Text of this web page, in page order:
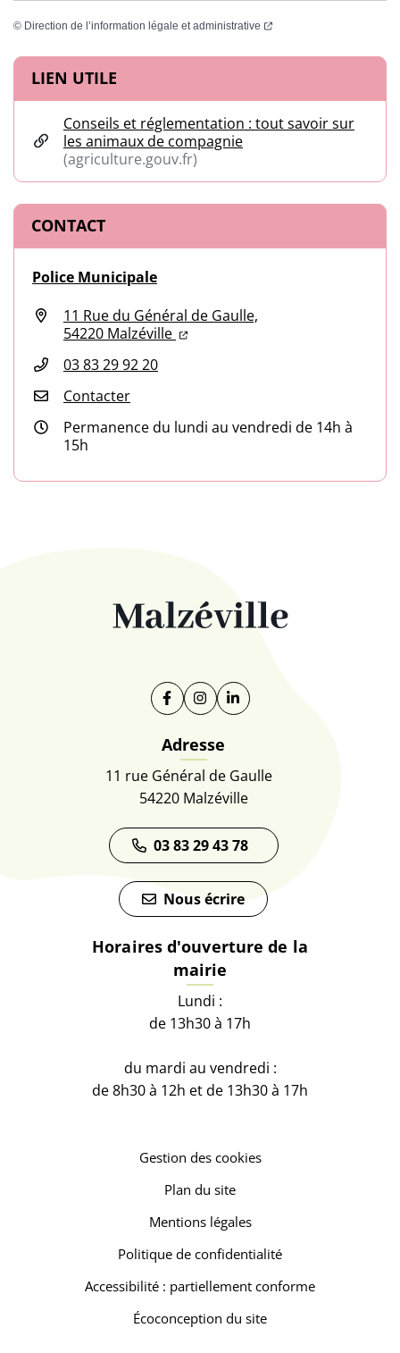
© Direction de l’information légale et administrative (ouverture dans un
Informations complémentaires
LIEN UTILE
Conseils et réglementation : tout savoir sur
les animaux de compagnie
(agriculture.gouv.fr)
CONTACT
Police Municipale
11 Rue du Général de Gaulle,
54220 Malzéville (ouverture dans un nouvel
(ouverture dans un nouvel
03 83 29 92 20
Contacter
Permanence du lundi au vendredi de 14h à
15h
Facebook
(ouverture dans un nouvel onglet)
Instagram
(ouverture dans un nouvel
Linkedin
(ouverture dans un
Adresse
11 rue Général de Gaulle
54220 Malzéville
03 83 29 43 78
Nous écrire
Horaires d'ouverture de la
mairie
Lundi :
de 13h30 à 17h
du mardi au vendredi :
de 8h30 à 12h et de 13h30 à 17h
Gestion des cookies
Plan du site
Mentions légales
Politique de confidentialité
Accessibilité : partiellement conforme
Écoconception du site